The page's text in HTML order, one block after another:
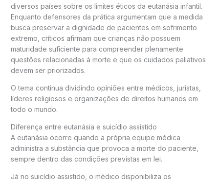
diversos países sobre os limites éticos da eutanásia infantil.
Enquanto defensores da prática argumentam que a medida
busca preservar a dignidade de pacientes em sofrimento
extremo, críticos afirmam que crianças não possuem
maturidade suficiente para compreender plenamente
questões relacionadas à morte e que os cuidados paliativos
devem ser priorizados.
O tema continua dividindo opiniões entre médicos, juristas,
líderes religiosos e organizações de direitos humanos em
todo o mundo.
Diferença entre eutanásia e suicídio assistido
A eutanásia ocorre quando a própria equipe médica
administra a substância que provoca a morte do paciente,
sempre dentro das condições previstas em lei.
Já no suicídio assistido, o médico disponibiliza os